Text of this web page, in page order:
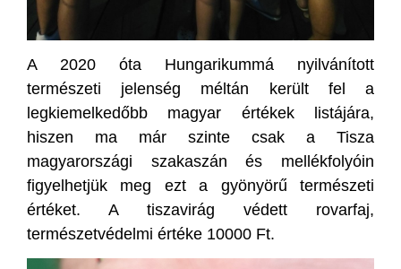
A 2020 óta Hungarikummá nyilvánított
természeti jelenség méltán került fel a
legkiemelkedőbb magyar értékek listájára,
hiszen ma már szinte csak a Tisza
magyarországi szakaszán és mellékfolyóin
figyelhetjük meg ezt a gyönyörű természeti
értéket. A tiszavirág védett rovarfaj,
természetvédelmi értéke 10000 Ft.